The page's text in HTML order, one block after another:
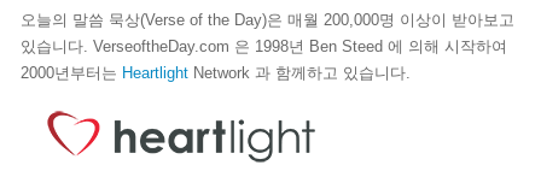
오늘의 말씀 묵상(Verse of the Day)은 매월 200,000명 이상이 받아보고
있습니다. VerseoftheDay.com 은 1998년 Ben Steed 에 의해 시작하여
2000년부터는 Heartlight Network 과 함께하고 있습니다.